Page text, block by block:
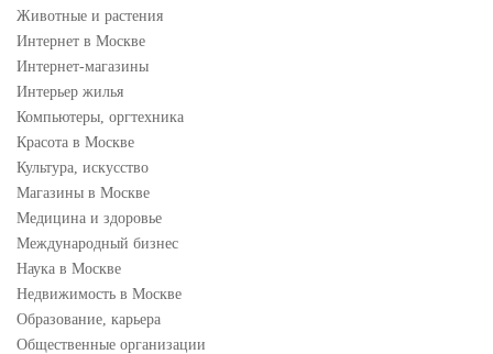
Животные и растения
Интернет в Москве
Интернет-магазины
Интерьер жилья
Компьютеры, оргтехника
Красота в Москве
Культура, искусство
Магазины в Москве
Медицина и здоровье
Международный бизнес
Наука в Москве
Недвижимость в Москве
Образование, карьера
Общественные организации